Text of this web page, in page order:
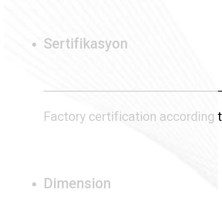
Sertifikasyon
Factory certification according
Dimension